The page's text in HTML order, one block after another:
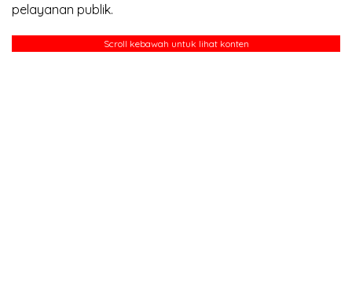
pelayanan publik.
Scroll kebawah untuk lihat konten